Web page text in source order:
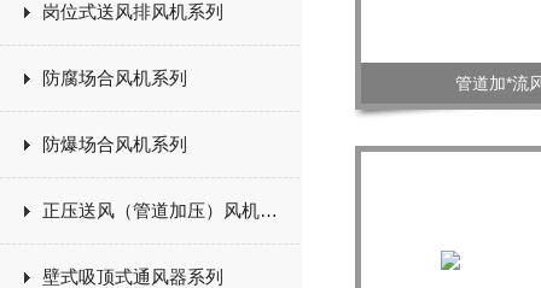
岗位式送风排风机系列
防腐场合风机系列
防爆场合风机系列
正压送风（管道加压）风机系列
壁式吸顶式通风器系列
管道加*流